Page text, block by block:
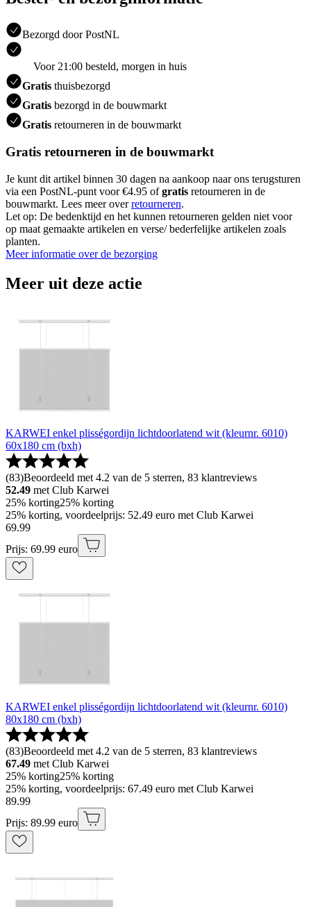
Bezorgd door PostNL
Voor 21:00 besteld, morgen in huis
Gratis thuisbezorgd
Gratis bezorgd in de bouwmarkt
Gratis retourneren in de bouwmarkt
Gratis retourneren in de bouwmarkt
Je kunt dit artikel binnen 30 dagen na aankoop naar ons terugsturen
via een PostNL-punt voor €4.95 ofgratis retourneren in de
bouwmarkt. Lees meer overretourneren.
Let op: De bedenktijd en het kunnen retourneren gelden niet voor
op maat gemaakte artikelen en verse/ bederfelijke artikelen zoals
planten.
Meer informatie over de bezorging
Meer uit deze actie
KARWEI enkel plisségordijn lichtdoorlatend wit (kleurnr. 6010)
60x180 cm (bxh)
(83)Beoordeeld met 4.2 van de 5 sterren, 83 klantreviews
52.49 met Club Karwei
25% korting25% korting
25% korting, voordeelprijs: 52.49 euro met Club Karwei
69.99
Prijs: 69.99 euro
KARWEI enkel plisségordijn lichtdoorlatend wit (kleurnr. 6010)
80x180 cm (bxh)
(83)Beoordeeld met 4.2 van de 5 sterren, 83 klantreviews
67.49 met Club Karwei
25% korting25% korting
25% korting, voordeelprijs: 67.49 euro met Club Karwei
89.99
Prijs: 89.99 euro